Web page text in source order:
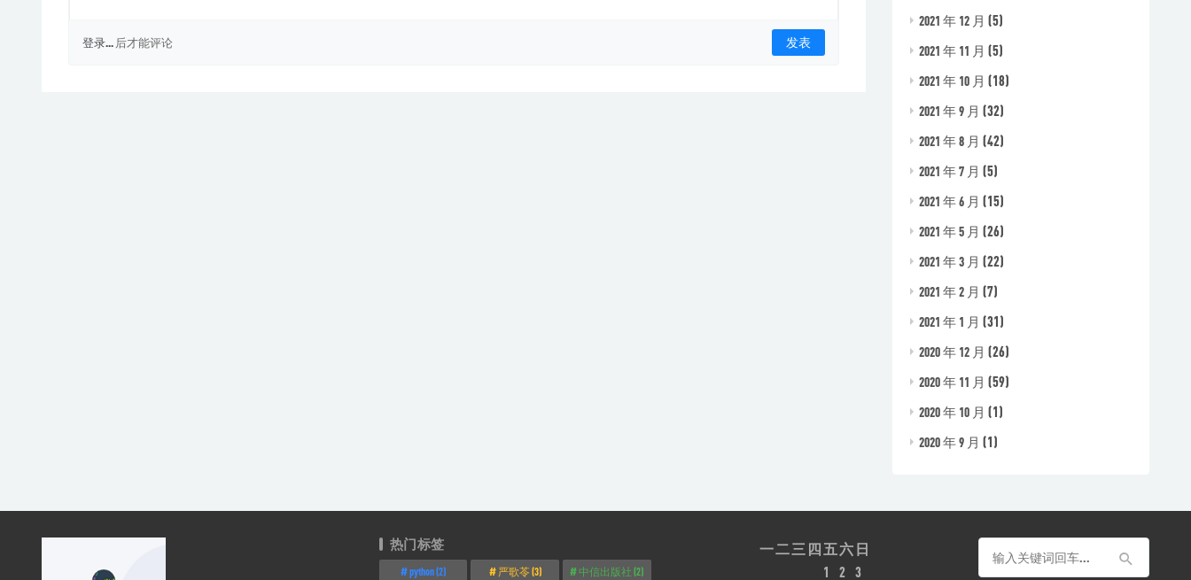
登录... 后才能评论
2021 年 12 月 (5)
2021 年 11 月 (5)
2021 年 10 月 (18)
2021 年 9 月 (32)
2021 年 8 月 (42)
2021 年 7 月 (5)
2021 年 6 月 (15)
2021 年 5 月 (26)
2021 年 3 月 (22)
2021 年 2 月 (7)
2021 年 1 月 (31)
2020 年 12 月 (26)
2020 年 11 月 (59)
2020 年 10 月 (1)
2020 年 9 月 (1)
热门标签
python(2) 严歌苓 (3) 中信出版社 (2)
一二三 四 五六 日
1
2 3